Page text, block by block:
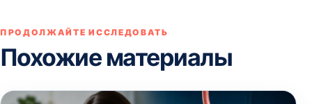
ПРОДОЛЖАЙТЕ ИССЛЕДОВАТЬ
Похожие материалы